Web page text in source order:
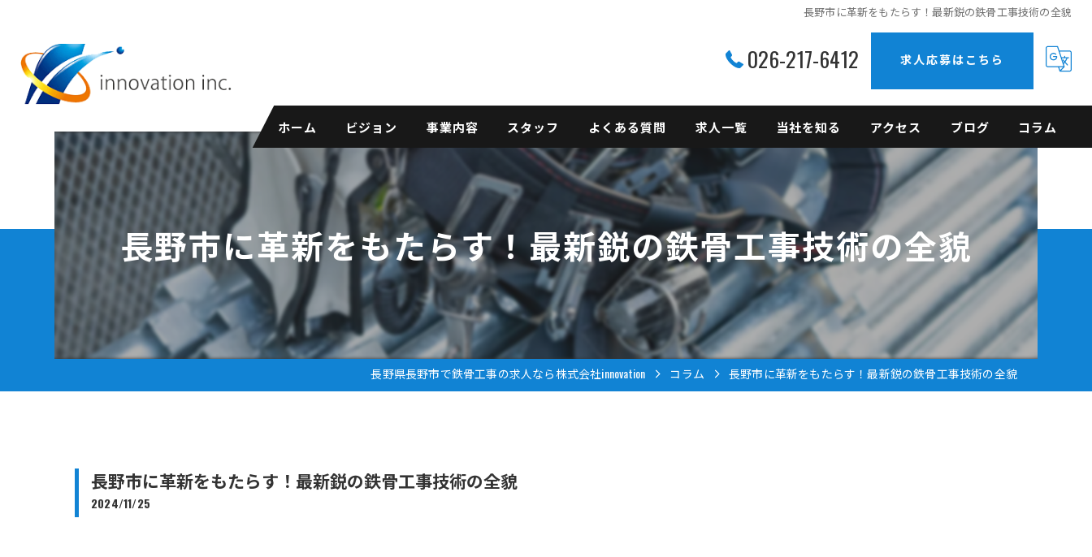
長野市に革新をもたらす！最新鋭の鉄骨工事技術の全貌
026-217-6412 求人応募はこちら
ホーム ビジョン 事業内容 スタッフ よくある質問 求人一覧 当社を知る
上越の鉄骨工事
未経験
現場作業員
正社員
転職
アクセス ブログ コラム
長野市に革新をもたらす！最新鋭の鉄骨工事技術の全貌
長野県長野市で鉄骨工事の求人なら株式会社innovation コラム 長野市に革新をもたらす！最新鋭の鉄骨工事技術の全貌
長野市に革新をもたらす！最新鋭の鉄骨工事技術の全貌
2024/11/25